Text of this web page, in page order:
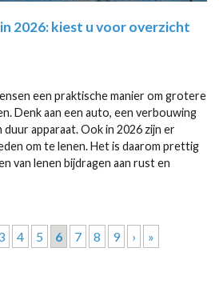
2026: kiest u voor overzicht
een praktische manier om grotere
Denk aan een auto, een verbouwing
apparaat. Ook in 2026 zijn er
om te lenen. Het is daarom prettig
van lenen bijdragen aan rust en
4 5 6 7 8 9 › »